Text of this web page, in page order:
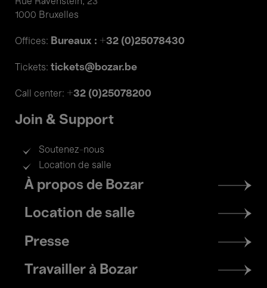
Rue Ravenstein, 23
1000 Bruxelles
Offices: Bureaux : +32 (0)25078430
Tickets: tickets@bozar.be
Call center: +32 (0)25078200
Join & Support
Soutenez-nous
Location de salle
Footer
menu
À propos de Bozar
Location de salle
Presse
Travailler à Bozar